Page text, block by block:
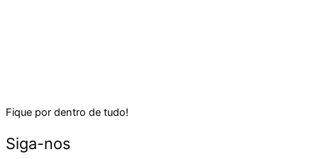
Fique por dentro de tudo!
Siga-nos